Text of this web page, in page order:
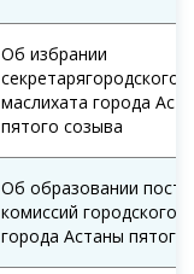
Об избрании
секретарягородского
маслихата города
пятого созыва
Об образовании
комиссий городского
города Астаны пятого